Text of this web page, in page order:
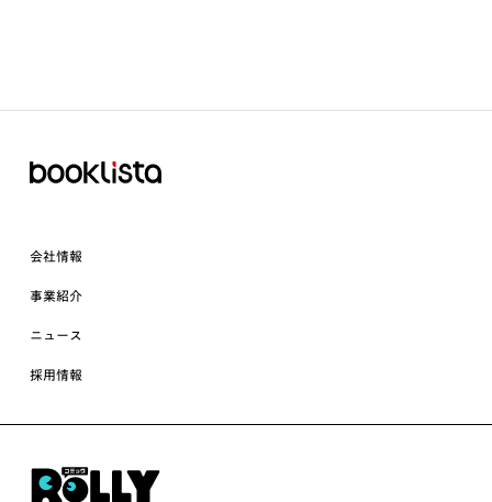
会社情報
事業紹介
ニュース
採用情報